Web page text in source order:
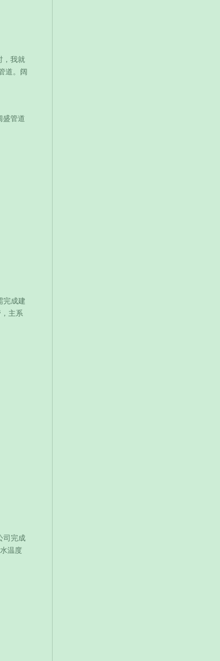
，我就
道。阔
盛管道
完成建
主系
司完成
温度